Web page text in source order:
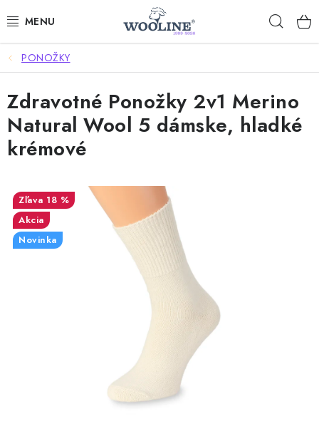
na
AKCIE
OBLEČENIE Z VLNY
OBUV
SAUNA A ZDRAVIE
ZÁHRADA
Dodanie tovaru a ceny za doručenie
Hodnotenie obchodu
Odmeny pre našich zákazníkov Moja objednávka
PONOŽKY
Zdravotné Ponožky 2v1 Merino
Natural Wool 5 dámske, hladké
krémové
18 %
Akcia
Novinka